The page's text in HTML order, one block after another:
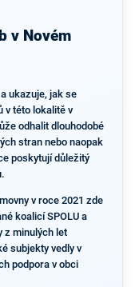
v Novém
ukazuje, jak se
v této lokalitě v
odhalit dlouhodobé
stran nebo naopak
poskytují důležitý
v roce 2021 zde
koalicí SPOLU a
z minulých let
subjekty vedly v
podpora v obci